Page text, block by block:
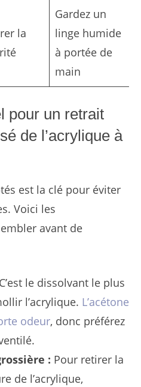
la
Gardez un
linge humide
à portée de
main
pour un retrait
de l’acrylique à
est la clé pour éviter
Voici les
avant de
C’est le dissolvant le plus
l’acrylique. L’acétone
odeur, donc préférez
: Pour retirer la
de l’acrylique,